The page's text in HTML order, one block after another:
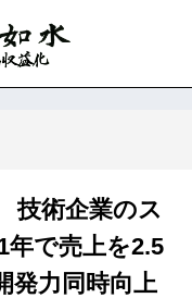
術企業のス
年で売上を2.5
発力同時向上